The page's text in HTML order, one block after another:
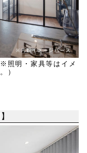
照明・家具等はイメ
）